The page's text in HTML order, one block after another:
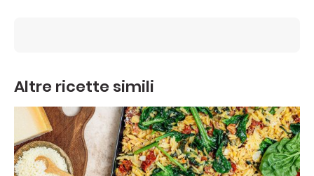
Altre ricette simili